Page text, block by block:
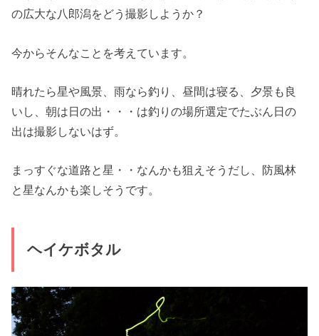
の広大な八郎潟をどう撮影しようか？
今からそんなことを考えています。
晴れたら星や風景、雨なら釣り、昼間は寝る、夕景も良
いし、朝は日の出・・・は釣りの場所選定でたぶん日の
出は撮影しないはず。
まっすぐな道路と星・・なんかも狙えそうだし、防風林
と星なんかも楽しそうです。
ヘイケボタル